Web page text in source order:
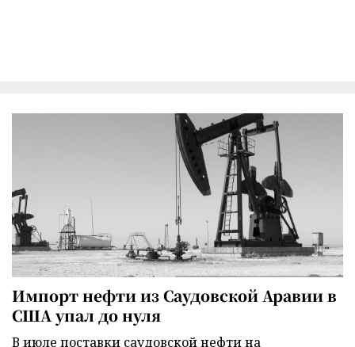
Импорт нефти из Саудовской Аравии в
США упал до нуля
В июле поставки саудовской нефти на